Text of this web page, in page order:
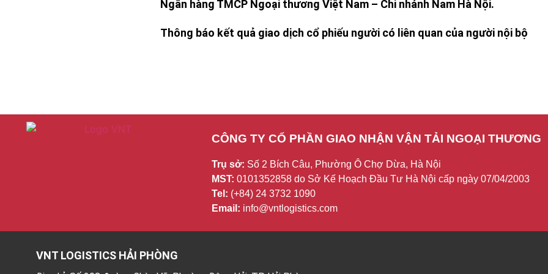
Ngân hàng TMCP Ngoại thương Việt Nam – Chi nhánh Nam Hà Nội.
Thông báo kết quả giao dịch cổ phiếu người có liên quan của người nội bộ
CÔNG TY CỔ PHẦN GIAO NHẬN VẬN TẢI NGOẠI THƯƠNG
Trụ sở: Số 2 Bích Câu, Phường Ô Chợ Dừa, Hà Nội
MST: 0101352858 do Sở Kế Hoạch Đầu Tư Hà Nội cấp ngày 07/04/2003
Tel: (+84) 24 3732 1090
Email: info@vntlogistics.com
VNT LOGISTICS HẢI PHÒNG